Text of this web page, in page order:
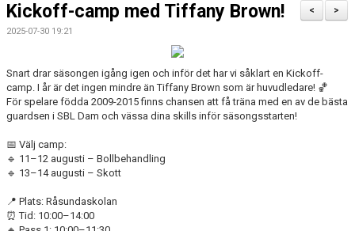
DOKUMENT
AVGIFTER
FRITIDSKORTET
PARTNERS
>
<
Kickoff-camp med Tiffany Brown!
2025-07-30 19:21
Snart drar säsongen igång igen och inför det har vi såklart en Kickoff-
camp. I år är det ingen mindre än Tiffany Brown som är huvudledare! 🏀
För spelare födda 2009-2015 finns chansen att få träna med en av de bästa
guardsen i SBL Dam och vässa dina skills inför säsongsstarten!
📅 Välj camp:
🔹 11–12 augusti – Bollbehandling
🔹 13–14 augusti – Skott
📍 Plats: Råsundaskolan
⏰ Tid: 10:00–14:00